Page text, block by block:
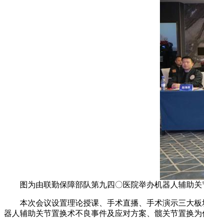
图为由联勤保障部队第九四〇医院举办机器人辅助关
本次会议设置理论授课、手术直播、手术演示三大板
器人辅助关节置换术不良事件及应对方案、髋关节置换